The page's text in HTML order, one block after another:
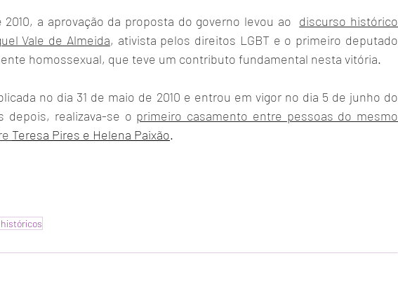
a aprovação da proposta do governo levou ao discurso histórico
Vale de Almeida, ativista pelos direitos LGBT e o primeiro deputado
homossexual, que teve um contributo fundamental nesta vitória.
no dia 31 de maio de 2010 e entrou em vigor no dia 5 de junho do
depois, realizava-se o primeiro casamento entre pessoas do mesmo
Teresa Pires e Helena Paixão.